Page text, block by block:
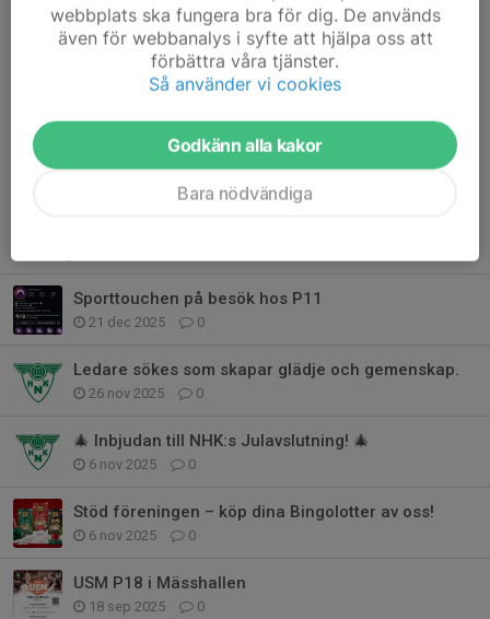
Intresseanmälan görs via knapp på hemsida eller till
kansli@norrkopingshk.se
Sporttouchen på besök hos P11
21 dec 2025 0
Ledare sökes som skapar glädje och gemenskap.
26 nov 2025 0
🎄 Inbjudan till NHK:s Julavslutning! 🎄
6 nov 2025 0
Stöd föreningen – köp dina Bingolotter av oss!
6 nov 2025 0
USM P18 i Mässhallen
18 sep 2025 0
webbplats ska fungera bra för dig. De används
även för webbanalys i syfte att hjälpa oss att
förbättra våra tjänster.
Så använder vi cookies
Godkänn alla kakor
Bara nödvändiga